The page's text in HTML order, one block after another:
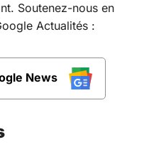
Soutenez-nous en
Actualités :
News